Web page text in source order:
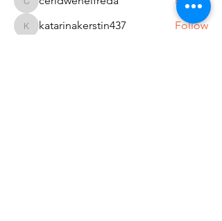
ceridwenelfreda
katarinakerstin437
katarinakerstin437 Follow